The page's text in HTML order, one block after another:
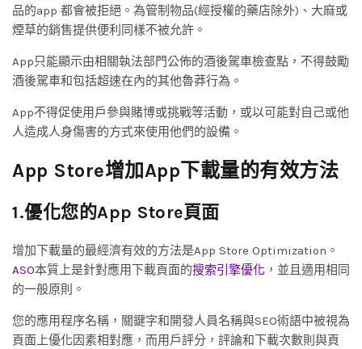
品的app 都會被拒絕。為管制物品(經授權的藥店除外)、大麻或
煙草的銷售提供便利同樣不被允許。
App只能顯示由相關執法部門公佈的酒後駕車檢查點，不得鼓勵
酒後駕車和包括超速在內的其他魯莽行為。
App不得促使用戶參與賭博或挑戰等活動，或以可能對自己或他
人造成人身傷害的方式來使用他們的設備。
App Store增加App下載量的有效方法
1.優化您的App Store頁面
增加下載量的最經濟有效的方法是App Store Optimization。
ASO本質上是針對應用下載頁面的搜索引擎優化 ，並且適用相同
的一般原則。
您的應用程序名稱，關鍵字和開發人員名稱與SEO術語中被視為
頁面上優化因素相對應，而用戶評分，評論和下載次數則與頁